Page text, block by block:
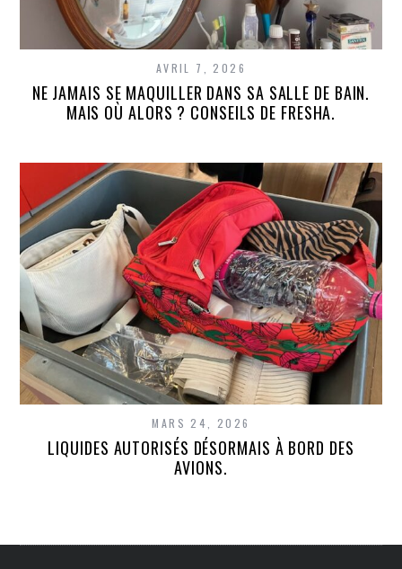
AVRIL 7, 2026
NE JAMAIS SE MAQUILLER DANS SA SALLE DE BAIN.
MAIS OÙ ALORS ? CONSEILS DE FRESHA.
MARS 24, 2026
LIQUIDES AUTORISÉS DÉSORMAIS À BORD DES
AVIONS.